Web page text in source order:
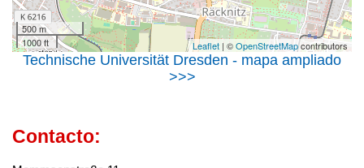
500 m
1000 ft
Leaflet | ©OpenStreetMapcontributors
Technische Universität Dresden - mapa ampliado
>>>
Contacto: